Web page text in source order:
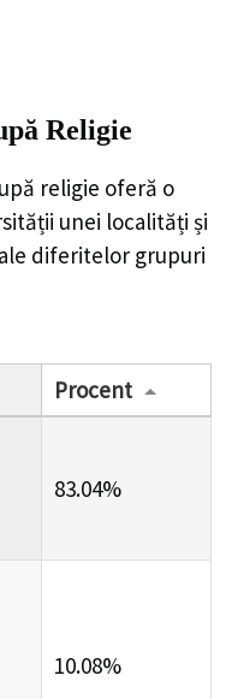
Religie
religie oferă o
unei localități și
diferitelor grupuri
Procent
83.04%
10.08%